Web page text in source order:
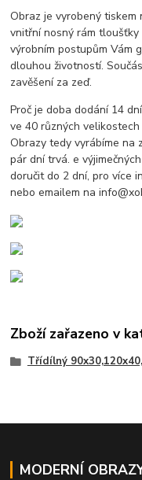
Obraz je vyrobený
vnitřní nosný rám tloušťky
výrobním postupům Vám
dlouhou životností.
zavěšení za zeď.
Proč je doba dodání 14
ve 40 různých
Obrazy tedy vyrábíme na
pár dní trvá. e
doručit do 2 dní, pro více
nebo emailem na
Zboží zařazeno v
Třídílný
MODERNÍ